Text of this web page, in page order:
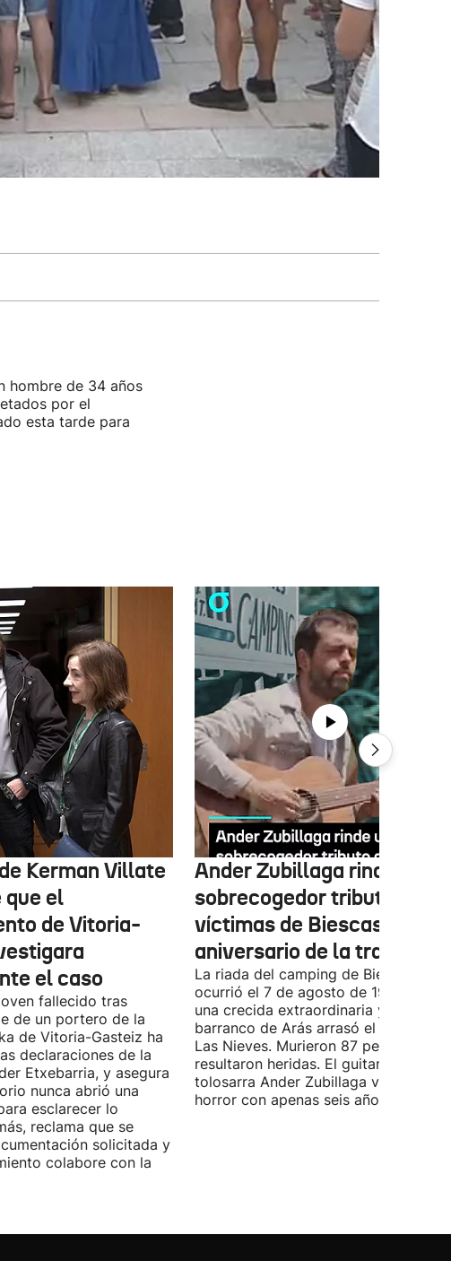
hombre de 34 años
por el
esta tarde para
Kerman Villate
que el
de Vitoria-
el caso
fallecido tras
de un portero de la
de Vitoria-Gasteiz ha
declaraciones de la
Etxebarria, y asegura
nunca abrió una
esclarecer lo
reclama que se
solicitada y
colabore con la
Ander Zubillaga rinde un
sobrecogedor tributo a las
víctimas de Biescas en el
aniversario de la tragedia
La riada del camping de Biescas
ocurrió el 7 de agosto de 1996,
una crecida extraordinaria y súbita
barranco de Arás arrasó el camping
Las Nieves. Murieron 87 personas y
resultaron heridas. El guitarrista
tolosarra Ander Zubillaga vivió aquel
horror con apenas seis años de edad.